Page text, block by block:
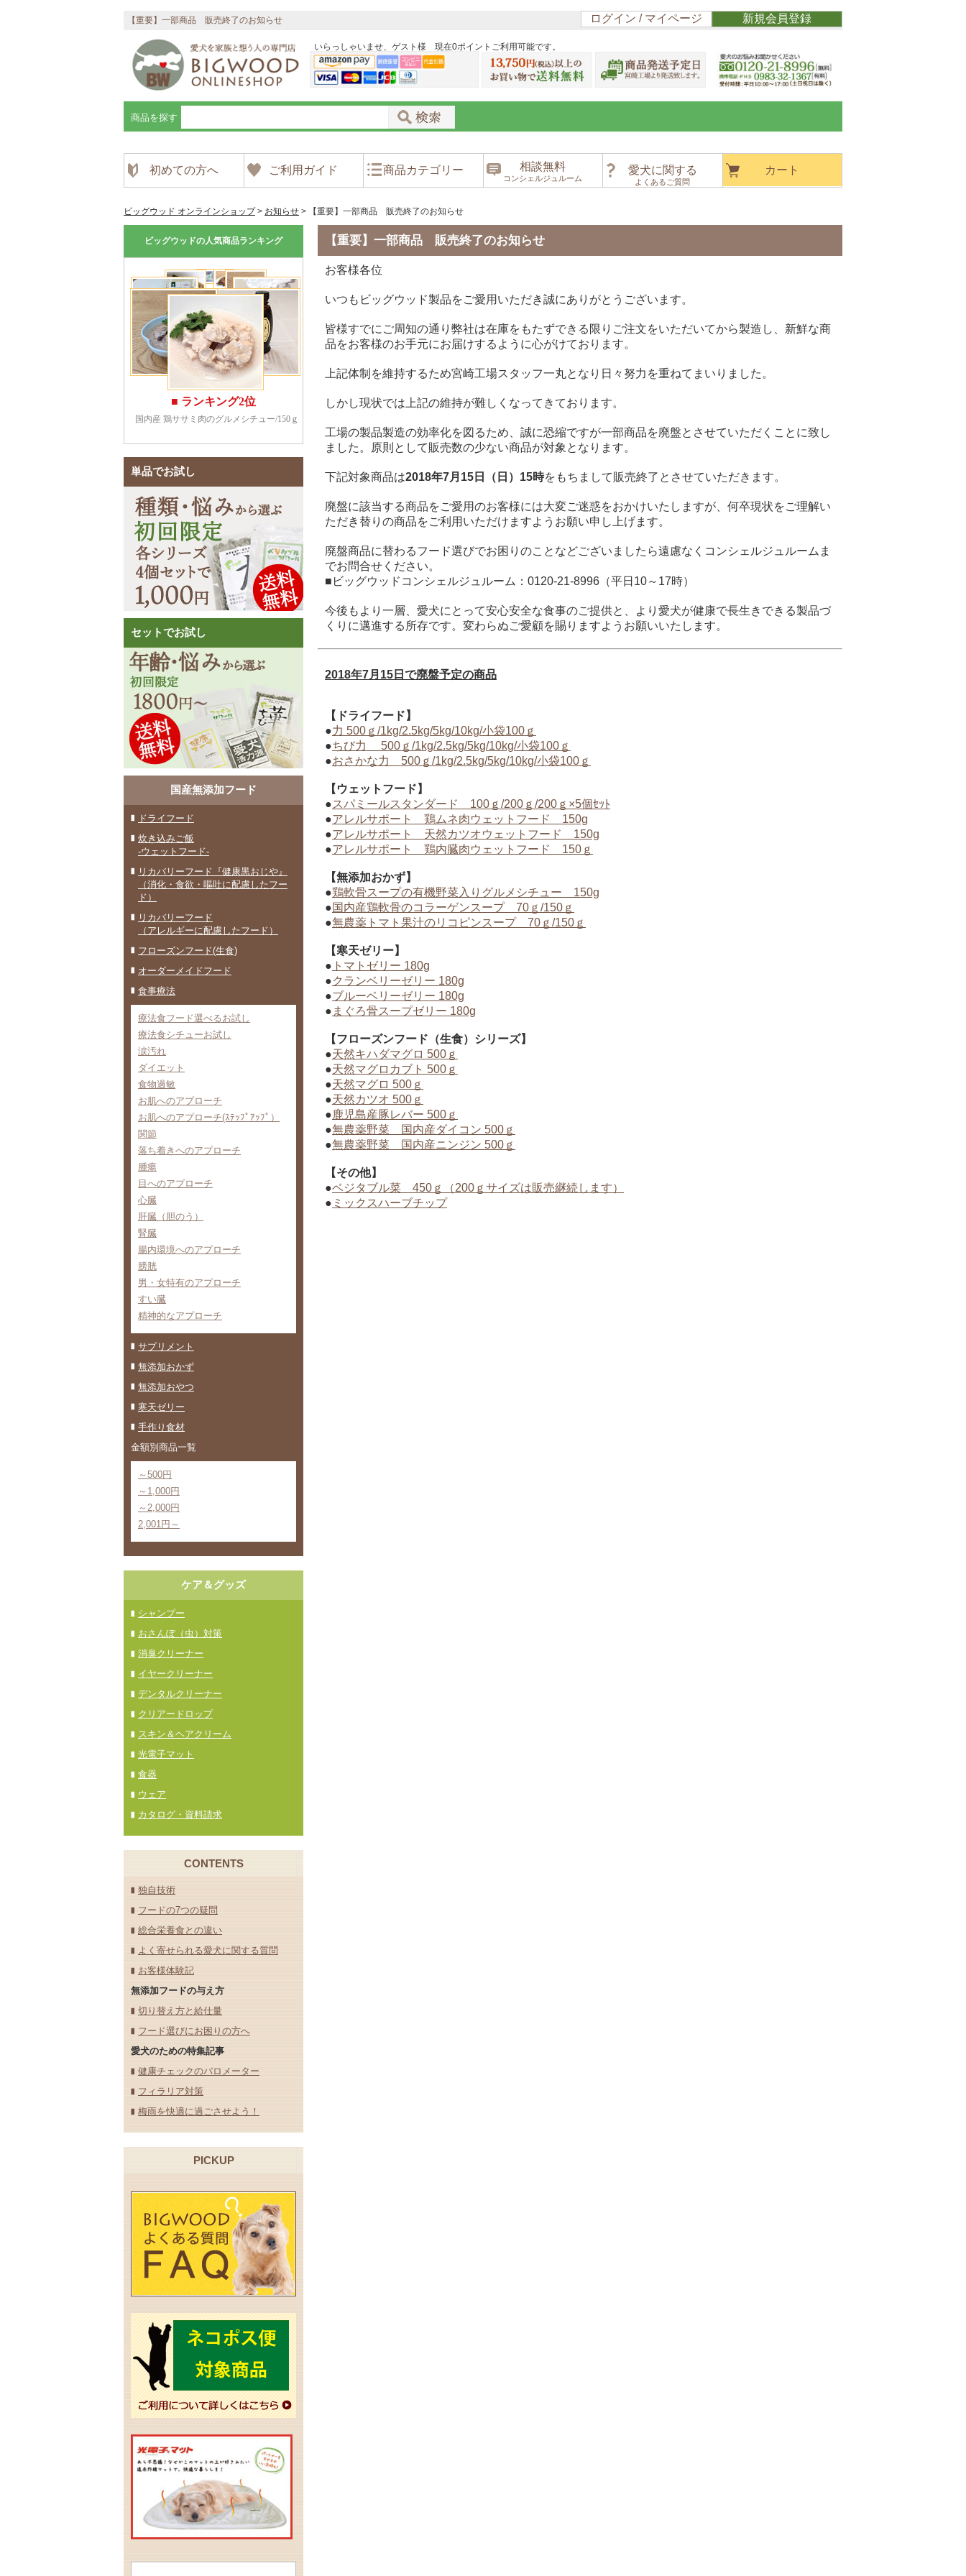
【重要】一部商品 販売終了のお知らせ ログイン / マイページ 新規会員登録
いらっしゃいませ、ゲスト様 現在0ポイントご利用可能です。
商品を探す
初めての方へ ご利用ガイド 商品カテゴリー 相談無料
コンシェルジュルーム
愛犬に関する
よくあるご質問
カート
ビッグウッド オンラインショップ> お知らせ > 【重要】一部商品 販売終了のお知らせ
【重要】一部商品 販売終了のお知らせ
お客様各位
いつもビッグウッド製品をご愛用いただき誠にありがとうございます。
皆様すでにご周知の通り弊社は在庫をもたずできる限りご注文をいただいてから製造し、新鮮な商
品をお客様のお手元にお届けするように心がけております。
上記体制を維持するため宮崎工場スタッフ一丸となり日々努力を重ねてまいりました。
しかし現状では上記の維持が難しくなってきております。
工場の製品製造の効率化を図るため、誠に恐縮ですが一部商品を廃盤とさせていただくことに致し
ました。原則として販売数の少ない商品が対象となります。
下記対象商品は2018年7月15日（日）15時をもちまして販売終了とさせていただきます。
廃盤に該当する商品をご愛用のお客様には大変ご迷惑をおかけいたしますが、何卒現状をご理解い
ただき替りの商品をご利用いただけますようお願い申し上げます。
廃盤商品に替わるフード選びでお困りのことなどございましたら遠慮なくコンシェルジュルームま
でお問合せください。
■ビッグウッドコンシェルジュルーム：0120-21-8996（平日10～17時）
今後もより一層、愛犬にとって安心安全な食事のご提供と、より愛犬が健康で長生きできる製品づ
くりに邁進する所存です。変わらぬご愛顧を賜りますようお願いいたします。
2018年7月15日で廃盤予定の商品
【ドライフード】
●力 500ｇ/1kg/2.5kg/5kg/10kg/小袋100ｇ
●ちび力 500ｇ/1kg/2.5kg/5kg/10kg/小袋100ｇ
●おさかな力 500ｇ/1kg/2.5kg/5kg/10kg/小袋100ｇ
【ウェットフード】
●スパミールスタンダード 100ｇ/200ｇ/200ｇ×5個ｾｯﾄ
●アレルサポート 鶏ムネ肉ウェットフード 150g
●アレルサポート 天然カツオウェットフード 150g
●アレルサポート 鶏内臓肉ウェットフード 150ｇ
【無添加おかず】
●鶏軟骨スープの有機野菜入りグルメシチュー 150g
●国内産鶏軟骨のコラーゲンスープ 70ｇ/150ｇ
●無農薬トマト果汁のリコピンスープ 70ｇ/150ｇ
【寒天ゼリー】
● トマトゼリー 180g
●クランベリーゼリー 180g
●ブルーベリーゼリー 180g
● まぐろ骨スープゼリー 180g
【フローズンフード（生食）シリーズ】
●天然キハダマグロ 500ｇ
●天然マグロカブト 500ｇ
●天然マグロ 500ｇ
●天然カツオ 500ｇ
●鹿児島産豚レバー 500ｇ
●無農薬野菜 国内産ダイコン 500ｇ
●無農薬野菜 国内産ニンジン 500ｇ
【その他】
●ベジタブル菜 450ｇ（200ｇサイズは販売継続します）
● ミックスハーブチップ
ビッグウッドの人気商品ランキング
単品でお試し
セットでお試し
国産無添加フード
ドライフード
炊き込みご飯
-ウェットフード-
リカバリーフード『健康黒おじや』
（消化・食欲・嘔吐に配慮したフー
ド）
リカバリーフード
（アレルギーに配慮したフード）
フローズンフード(生食)
オーダーメイドフード
食事療法
療法食フード選べるお試し
療法食シチューお試し
涙汚れ
ダイエット
食物過敏
お肌へのアプローチ
お肌へのアプローチ(ｽﾃｯﾌﾟｱｯﾌﾟ）
関節
落ち着きへのアプローチ
腫瘍
目へのアプローチ
心臓
肝臓（胆のう）
腎臓
腸内環境へのアプローチ
膀胱
男・女特有のアプローチ
すい臓
精神的なアプローチ
サプリメント
無添加おかず
無添加おやつ
寒天ゼリー
手作り食材
金額別商品一覧
～500円
～1,000円
～2,000円
2,001円～
ケア＆グッズ
シャンプー
おさんぽ（虫）対策
消臭クリーナー
イヤークリーナー
デンタルクリーナー
クリアードロップ
スキン＆ヘアクリーム
光電子マット
食器
ウェア
カタログ・資料請求
CONTENTS
独自技術
フードの7つの疑問
総合栄養食との違い
よく寄せられる愛犬に関する質問
お客様体験記
無添加フードの与え方
切り替え方と給仕量
フード選びにお困りの方へ
愛犬のための特集記事
健康チェックのバロメーター
フィラリア対策
梅雨を快適に過ごさせよう！
PICKUP